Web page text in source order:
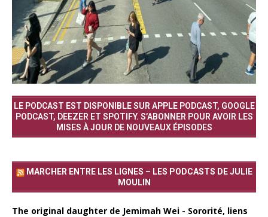
LE PODCAST EST DISPONIBLE SUR APPLE PODCAST, GOOGLE
PODCAST, DEEZER ET SPOTIFY. S’ABONNER POUR AVOIR LES
MISES À JOUR DE NOUVEAUX ÉPISODES
MARCHER ENTRE LES LIGNES – LES PODCASTS DE JULIE
MOULIN
The original daughter de Jemimah Wei - Sororité, liens